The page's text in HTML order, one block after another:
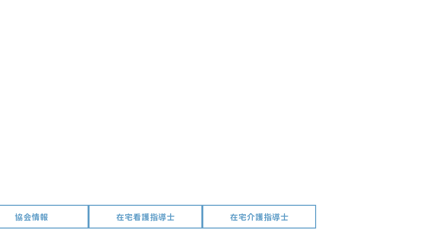
協会情報 在宅看護指導士 在宅介護指導士